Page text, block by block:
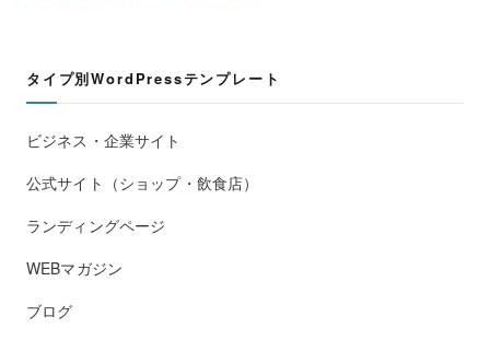
タイプ別WordPressテンプレート
ビジネス・企業サイト
公式サイト（ショップ・飲食店）
ランディングページ
WEBマガジン
ブログ